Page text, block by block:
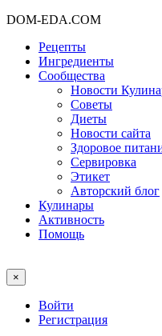
DOM-EDA.COM
Рецепты
Ингредиенты
Сообщества
Новости
Советы
Диеты
Новости сайта
Здоровое
Сервировка
Этикет
Авторский блог
Кулинары
Активность
Помощь
×
Войти
Регистрация